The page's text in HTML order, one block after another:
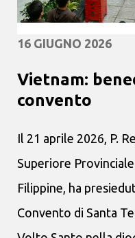
16 GIUGNO 2026
Vietnam:
convento
Il 21 aprile 2026, P.
Superiore
Filippine, ha
Convento di Santa